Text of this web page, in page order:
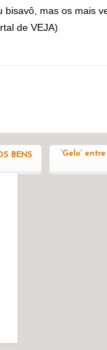
bisavô, mas os mais
de VEJA)
BENS
‘Gelo’